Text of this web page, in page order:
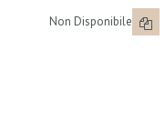
Non Disponibile